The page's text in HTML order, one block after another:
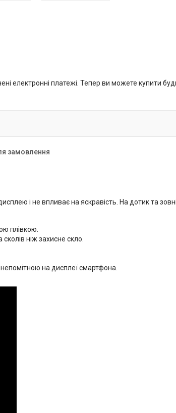
електронні платежі. Тепер ви можете купити
замовлення
і не впливає на яскравість. На дотик та
плівкою.
ніж захисне скло.
на дисплеї смартфона.